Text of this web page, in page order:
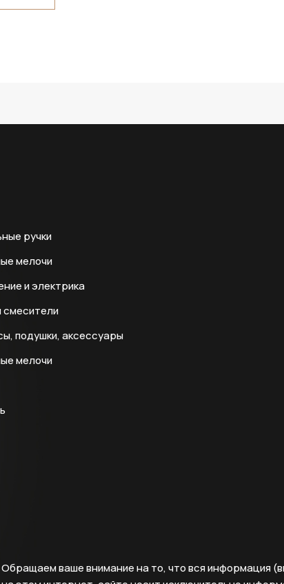
ручки
мелочи
и электрика
смесители
подушки, аксессуары
мелочи
Обращаем ваше внимание на то, что вся информация